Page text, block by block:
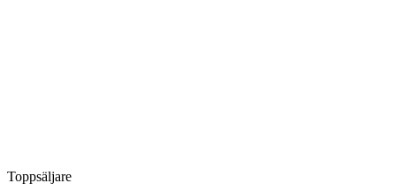
Toppsäljare